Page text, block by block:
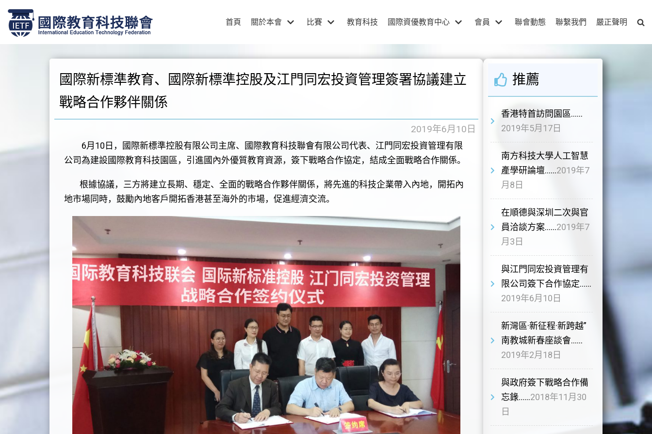
跳
至
首頁 關於本會 比賽 教育科技 國際資優教育中心 會員 聯會動態 聯繫我們 嚴正聲明
國際新標準教育、國際新標準控股及江門同宏投資管理簽署協議建立
戰略合作夥伴關係
2019年6月10日
6月10日，國際新標準控股有限公司主席、國際教育科技聯會有限公司代表、江門同宏投資管理有限
公司為建設國際教育科技園區，引進國內外優質教育資源，簽下戰略合作協定，結成全面戰略合作關係。
根據協議，三方將建立長期、穩定、全面的戰略合作夥伴關係，將先進的科技企業帶入內地，開拓內
地市場同時，鼓勵內地客戶開拓香港甚至海外的市場，促進經濟交流。
推薦
香港特首訪問園區……
2019年5月17日
南方科技大學人工智慧
產學研論壇……2019年7
月8日
在順德與深圳二次與官
員洽談方案……2019年7
月3日
與江門同宏投資管理有
限公司簽下合作協定……
2019年6月10日
新灣區·新征程·新跨越”
南教城新春座談會……
2019年2月18日
與政府簽下戰略合作備
忘錄……2018年11月30
日